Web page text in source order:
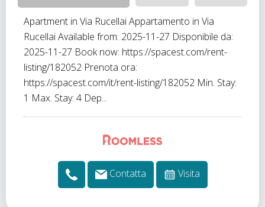
Apartment in Via Rucellai Appartamento in Via
Rucellai Available from: 2025-11-27 Disponibile da:
2025-11-27 Book now: https://spacest.com/rent-
listing/182052 Prenota ora:
https://spacest.com/it/rent-listing/182052 Min. Stay:
1 Max. Stay: 4 Dep...
Contatta Visita